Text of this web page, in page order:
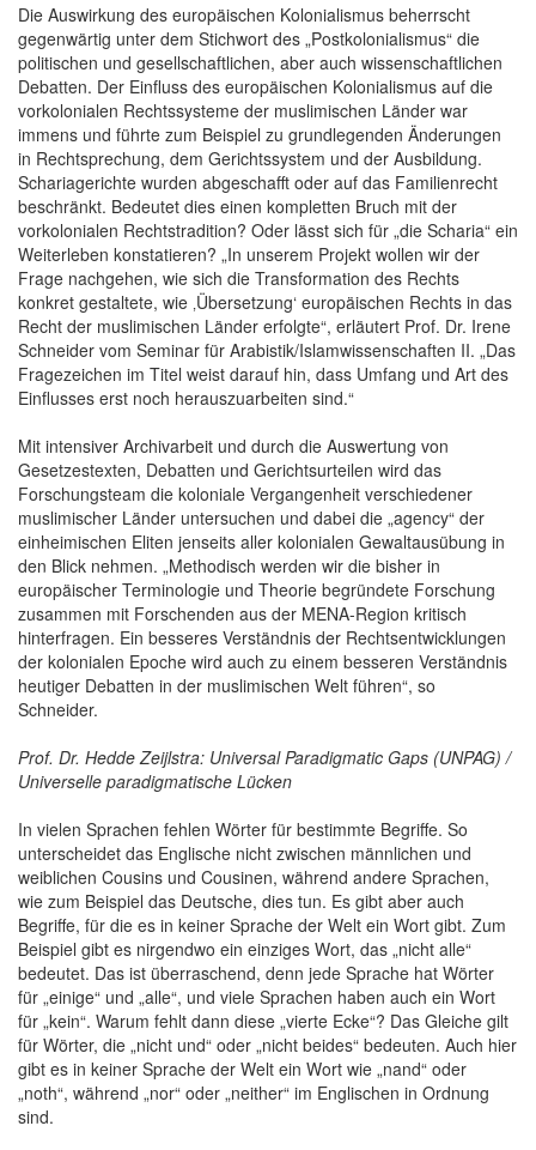
Die Auswirkung des europäischen Kolonialismus beherrscht
gegenwärtig unter dem Stichwort des „Postkolonialismus“ die
politischen und gesellschaftlichen, aber auch wissenschaftlichen
Debatten. Der Einfluss des europäischen Kolonialismus auf die
vorkolonialen Rechtssysteme der muslimischen Länder war
immens und führte zum Beispiel zu grundlegenden Änderungen
in Rechtsprechung, dem Gerichtssystem und der Ausbildung.
Schariagerichte wurden abgeschafft oder auf das Familienrecht
beschränkt. Bedeutet dies einen kompletten Bruch mit der
vorkolonialen Rechtstradition? Oder lässt sich für „die Scharia“ ein
Weiterleben konstatieren? „In unserem Projekt wollen wir der
Frage nachgehen, wie sich die Transformation des Rechts
konkret gestaltete, wie ‚Übersetzung‘ europäischen Rechts in das
Recht der muslimischen Länder erfolgte“, erläutert Prof. Dr. Irene
Schneider vom Seminar für Arabistik/Islamwissenschaften II. „Das
Fragezeichen im Titel weist darauf hin, dass Umfang und Art des
Einflusses erst noch herauszuarbeiten sind.“
Mit intensiver Archivarbeit und durch die Auswertung von
Gesetzestexten, Debatten und Gerichtsurteilen wird das
Forschungsteam die koloniale Vergangenheit verschiedener
muslimischer Länder untersuchen und dabei die „agency“ der
einheimischen Eliten jenseits aller kolonialen Gewaltausübung in
den Blick nehmen. „Methodisch werden wir die bisher in
europäischer Terminologie und Theorie begründete Forschung
zusammen mit Forschenden aus der MENA-Region kritisch
hinterfragen. Ein besseres Verständnis der Rechtsentwicklungen
der kolonialen Epoche wird auch zu einem besseren Verständnis
heutiger Debatten in der muslimischen Welt führen“, so
Schneider.
Prof. Dr. Hedde Zeijlstra: Universal Paradigmatic Gaps (UNPAG) /
Universelle paradigmatische Lücken
In vielen Sprachen fehlen Wörter für bestimmte Begriffe. So
unterscheidet das Englische nicht zwischen männlichen und
weiblichen Cousins und Cousinen, während andere Sprachen,
wie zum Beispiel das Deutsche, dies tun. Es gibt aber auch
Begriffe, für die es in keiner Sprache der Welt ein Wort gibt. Zum
Beispiel gibt es nirgendwo ein einziges Wort, das „nicht alle“
bedeutet. Das ist überraschend, denn jede Sprache hat Wörter
für „einige“ und „alle“, und viele Sprachen haben auch ein Wort
für „kein“. Warum fehlt dann diese „vierte Ecke“? Das Gleiche gilt
für Wörter, die „nicht und“ oder „nicht beides“ bedeuten. Auch hier
gibt es in keiner Sprache der Welt ein Wort wie „nand“ oder
„noth“, während „nor“ oder „neither“ im Englischen in Ordnung
sind.